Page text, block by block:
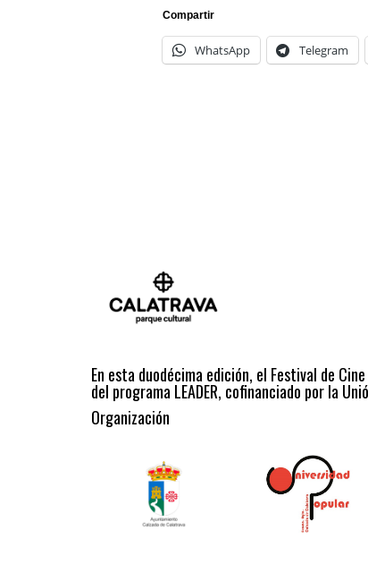
Compartir
WhatsApp Telegram
En esta duodécima edición, el Festival de
del programa LEADER, cofinanciado por la
Organización